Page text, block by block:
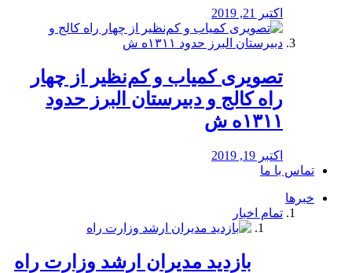
اکتبر 21, 2019
️تصویری کمیاب و کم‌نظیر از چهار
راه كالج و دبيرستان البرز حدود
۱۳۱۱ه ش
اکتبر 19, 2019
تماس با ما
خبرها
تمام اخبار
بازدید مدیران ارشد وزارت راه